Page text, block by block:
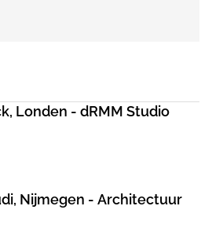
Londen - dRMM Studio
Nijmegen - Architectuur